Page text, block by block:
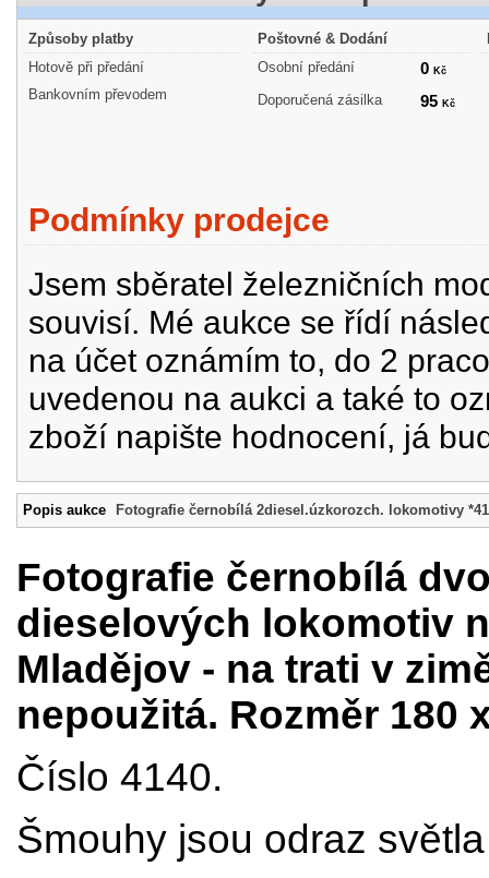
Způsoby platby
Hotově při předání
Bankovním převodem
Poštovné & Dodání
Osobní předání
0 Kč
Doporučená zásilka 95 Kč
Podmínky prodejce
Jsem sběratel železničních
souvisí. Mé aukce se řídí
na účet oznámím to, do 2
uvedenou na aukci a také to
zboží napište hodnocení, já
Popis aukce Fotografie černobílá 2diesel.úzkorozch. lokomotivy
Fotografie černobílá
dieselových lokomotiv
Mladějov - na trati v
nepoužitá. Rozměr 180
Číslo 4140.
Šmouhy jsou odraz